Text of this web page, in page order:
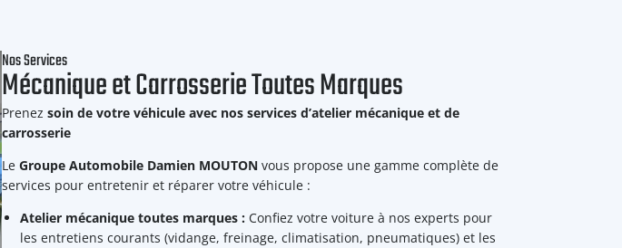
Nos Services
Mécanique et Carrosserie Toutes Marques
Prenez soin de votre véhicule avec nos services d’atelier mécanique et de
carrosserie
Le Groupe Automobile Damien MOUTONvous propose une gamme complète de
services pour entretenir et réparer votre véhicule :
Atelier mécanique toutes marques :Confiez votre voiture à nos experts pour
les entretiens courants (vidange, freinage, climatisation, pneumatiques) et les